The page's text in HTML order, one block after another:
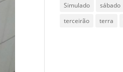
Simulado
sábado
terceirão
terra